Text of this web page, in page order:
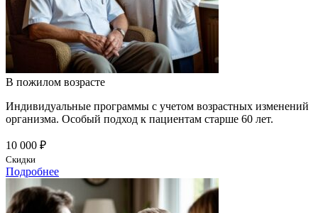
В пожилом возрасте
Индивидуальные программы с учетом возрастных изменений
организма. Особый подход к пациентам старше 60 лет.
10 000 ₽
Скидки
Подробнее